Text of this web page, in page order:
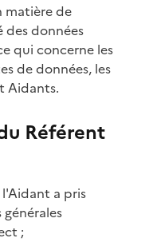
matière de
données
qui concerne les
de données, les
Aidants.
Référent
a pris
;